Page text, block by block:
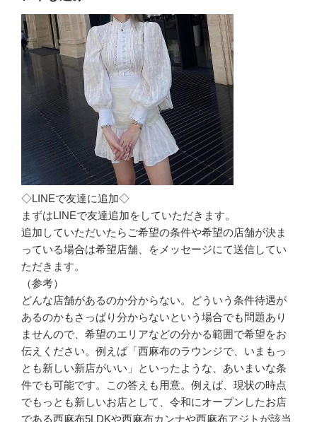
◇LINEで友達に追加◇
まずはLINEで友達追加をしていただきます。
追加していただいたらご希望の条件や希望の店舗が決ま
っている場合は希望店舗、をメッセージにて送信してい
ただきます。
（参考）
どんな店舗があるのか分からない。どういう条件待遇が
あるのかもさっぱり分からないという場合でも問題あり
ませんので、希望のエリアなどの分かる範囲で希望をお
伝えください。例えば「西麻布のラウンジで、いまもっ
とも新しい新店がいい」といったような、あいまいな条
件でも可能です。この答えも用意。例えば、現状の時点
でもっとも新しいお店として、令和にオープンしたお店
である西麻布5LDKや西麻布カンナや西麻布アジトが該当